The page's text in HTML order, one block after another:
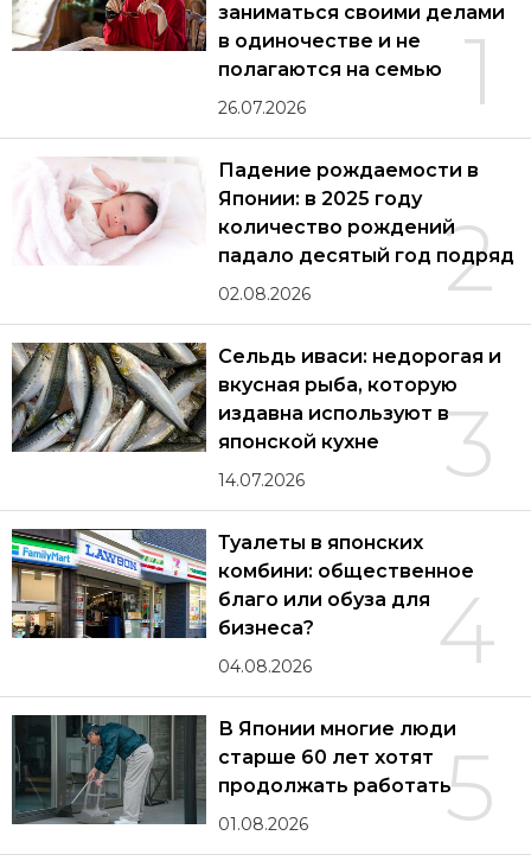
1
заниматься своими делами
в одиночестве и не
полагаются на семью
26.07.2026
2
Падение рождаемости в
Японии: в 2025 году
количество рождений
падало десятый год подряд
02.08.2026
3
Сельдь иваси: недорогая и
вкусная рыба, которую
издавна используют в
японской кухне
14.07.2026
4
Туалеты в японских
комбини: общественное
благо или обуза для
бизнеса?
04.08.2026
5
В Японии многие люди
старше 60 лет хотят
продолжать работать
01.08.2026